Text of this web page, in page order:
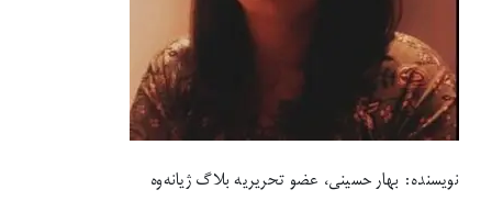
نویسنده: بهار حسینی، عضو تحریریه بلاگ ژیانه‌وە